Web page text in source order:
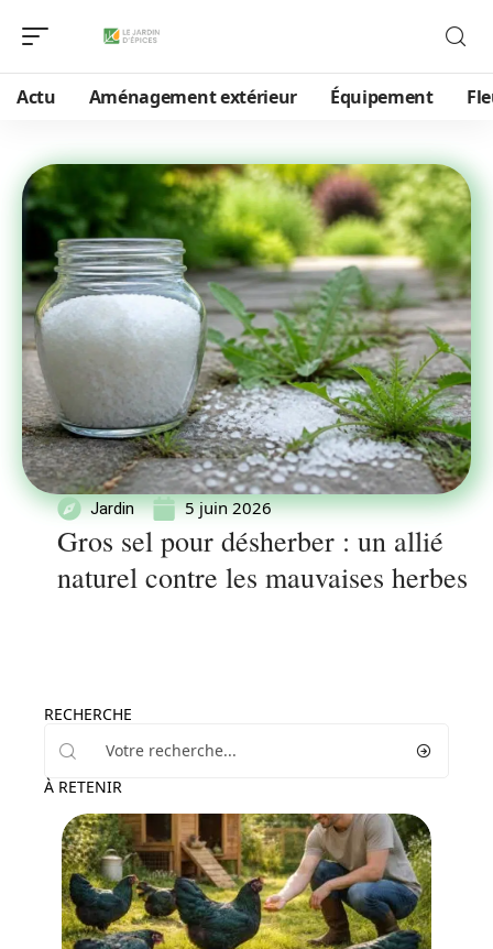
Actu Aménagement extérieur Équipement
Jardin 5 juin 2026
Gros sel pour désherber : un allié
naturel contre les mauvaises herbes
RECHERCHE
À RETENIR
Jardin